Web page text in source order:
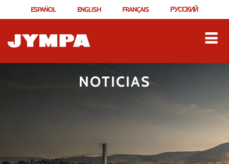
ESPAÑOL ENGLISH FRANÇAIS РУССКИЙ
NOTICIAS